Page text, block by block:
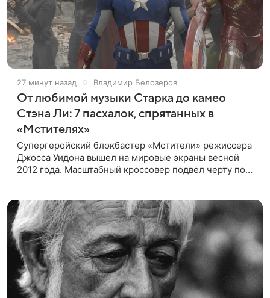
27 минут назад Владимир Белозеров
От любимой музыки Старка до камео
Стэна Ли: 7 пасхалок, спрятанных в
«Мстителях»
Супергеройский блокбастер «Мстители» режиссера
Джосса Уидона вышел на мировые экраны весной
2012 года. Масштабный кроссовер подвел черту под